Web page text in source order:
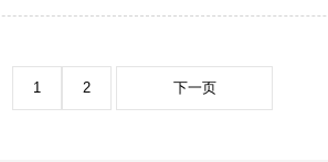
1 2 下一页